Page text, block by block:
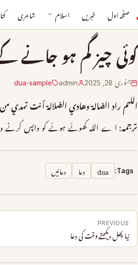
صفحہ اول خبریں اسلام شاعری
کوئی چيز گم ہو جانے
جنوری 28, 2025 admin
dua-sample
اللهم راد الضالة وهادي الضلالة أنت تهدي
ترجمہ: ا ے اللہ کھوئے ہوئے کو واپس کرنے
Tags:
dua دعا دعائیں
PREVIOUS
نيا پھل دیکھتے وقت کی دعا